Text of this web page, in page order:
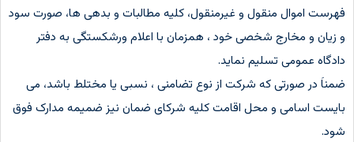
فهرست اموال منقول و غیرمنقول، کلیه مطالبات و بدهی ها، صورت سود
و زیان و مخارج شخصی خود ، همزمان با اعلام ورشکستگی به دفتر
دادگاه عمومی تسلیم نماید.
ضمناَ در صورتی که شرکت از نوع تضامنی ، نسبی یا مختلط باشد، می
بایست اسامی و محل اقامت کلیه شرکای ضمان نیز ضمیمه مدارک فوق
شود.